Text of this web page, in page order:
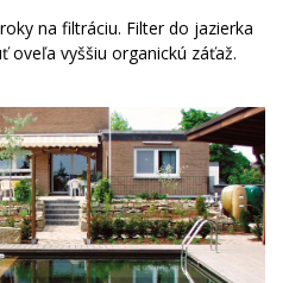
na filtráciu. Filter do jazierka
oveľa vyššiu organickú záťaž.